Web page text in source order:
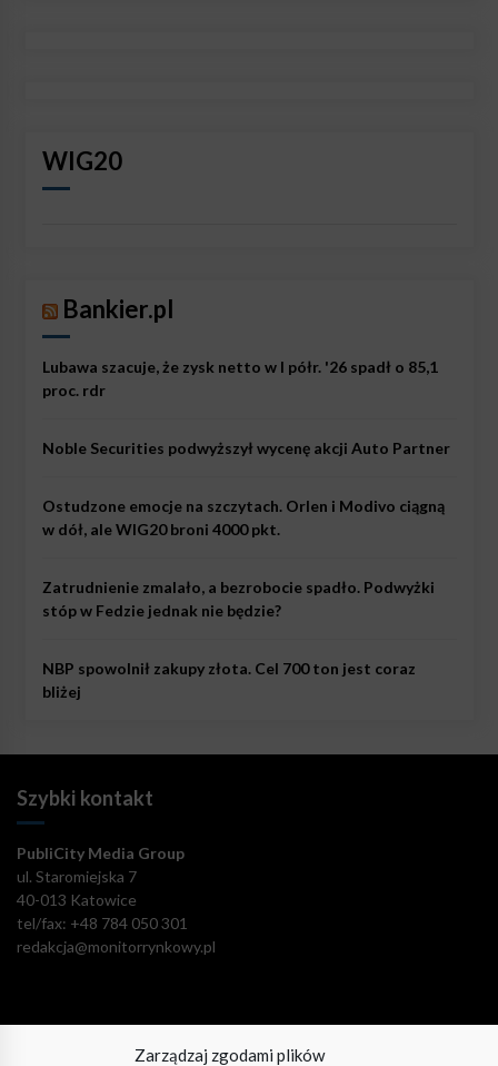
Zarządzaj zgodami plików
WIG20
Bankier.pl
Lubawa szacuje, że zysk netto w I półr. '26 spadł o 85,1
proc. rdr
Noble Securities podwyższył wycenę akcji Auto Partner
Ostudzone emocje na szczytach. Orlen i Modivo ciągną
w dół, ale WIG20 broni 4000 pkt.
Zatrudnienie zmalało, a bezrobocie spadło. Podwyżki
stóp w Fedzie jednak nie będzie?
NBP spowolnił zakupy złota. Cel 700 ton jest coraz
bliżej
Szybki kontakt
PubliCity Media Group
ul. Staromiejska 7
40-013 Katowice
tel/fax: +48 784 050 301
redakcja@monitorrynkowy.pl
Pozostańmy w kontakcie!